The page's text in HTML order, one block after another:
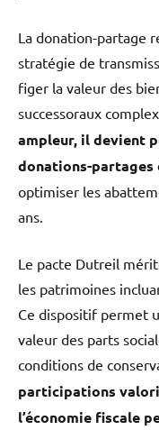
La donation-partage
stratégie de
figer la valeur des
successoraux
ampleur, il devient
donations-partages
optimiser les
ans.
Le pacte Dutreil
les patrimoines
Ce dispositif permet
valeur des parts
conditions de
participations
l’économie fiscale